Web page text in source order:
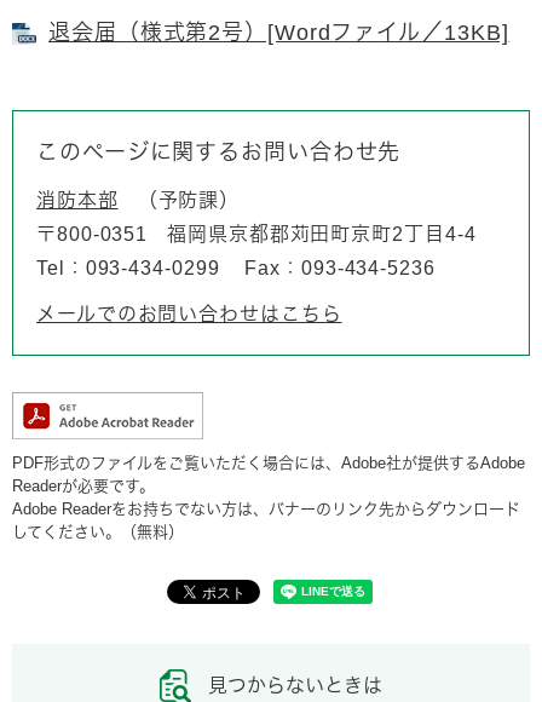
退会届（様式第2号）[Wordファイル／13KB]
このページに関するお問い合わせ先
消防本部
予防課
〒800-0351
福岡県京都郡苅田町京町2丁目4-4
Tel：093-434-0299
Fax：093-434-5236
メールでのお問い合わせはこちら
PDF形式のファイルをご覧いただく場合には、Adobe社が提供するAdobe
Readerが必要です。
Adobe Readerをお持ちでない方は、バナーのリンク先からダウンロード
してください。（無料）
見つからないときは